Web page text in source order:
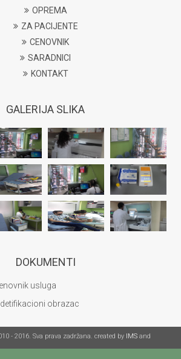
OPREMA
ZA PACIJENTE
CENOVNIK
SARADNICI
KONTAKT
GALERIJA SLIKA
DOKUMENTI
usluga
obrazac
- 2016. Sva prava zadržana. created by IMS and